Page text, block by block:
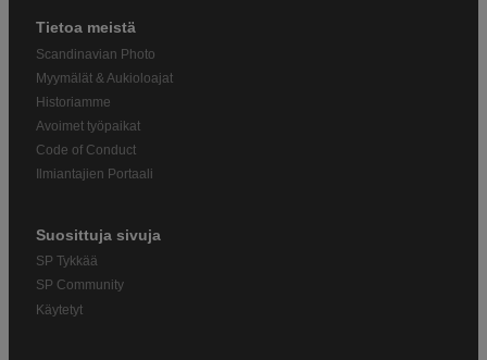
Tietoa meistä
Scandinavian Photo
Myymälät & Aukioloajat
Historiamme
Avoimet työpaikat
Code of Conduct
Ilmiantajien Portaali
Suosittuja sivuja
SP Tykkää
SP Community
Käytetyt